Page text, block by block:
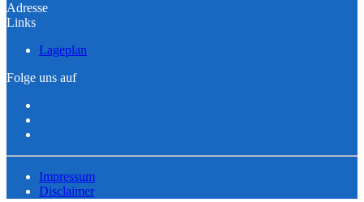
Adresse
Links
Lageplan
Folge uns auf
Impressum
Disclaimer